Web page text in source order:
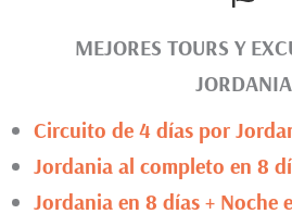
MEJORES TOURS Y
JORDANIA
Circuito de 4 días por
Jordania al completo en 8
Jordania en 8 días + Noche